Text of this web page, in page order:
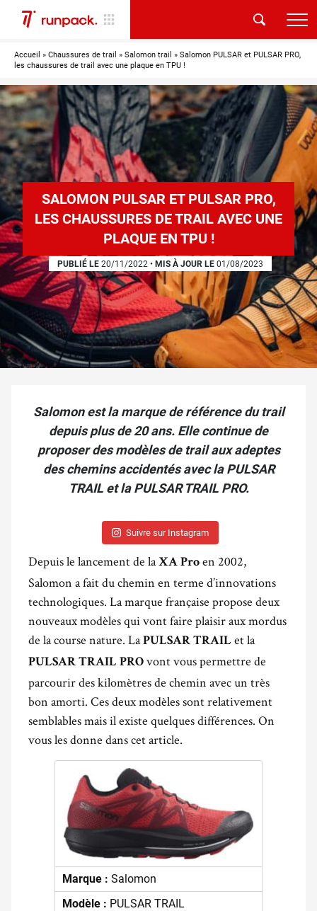
Accueil » Chaussures de trail » Salomon trail » Salomon PULSAR et PULSAR PRO,
les chaussures de trail avec une plaque en TPU !
SALOMON PULSAR ET PULSAR PRO,
LES CHAUSSURES DE TRAIL AVEC UNE
PLAQUE EN TPU !
PUBLIÉ LE 20/11/2022 • MIS À JOUR LE 01/08/2023
Salomon est la marque de référence du trail
depuis plus de 20 ans. Elle continue de
proposer des modèles de trail aux adeptes
des chemins accidentés avec la PULSAR
TRAIL et la PULSAR TRAIL PRO.
Suivre sur Instagram
Depuis le lancement de laXA Pro en 2002,
Salomon a fait du chemin en terme d’innovations
technologiques. La marque française propose deux
nouveaux modèles qui vont faire plaisir aux mordus
de la course nature. LaPULSAR TRAIL et la
PULSAR TRAIL PRO vont vous permettre de
parcourir des kilomètres de chemin avec un très
bon amorti. Ces deux modèles sont relativement
semblables mais il existe quelques différences. On
vous les donne dans cet article.
Marque : Salomon
Modèle : PULSAR TRAIL